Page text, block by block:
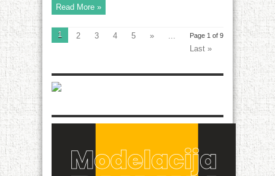
Read More »
Page 1 of 9
1 2 3 4 5 »
Last »